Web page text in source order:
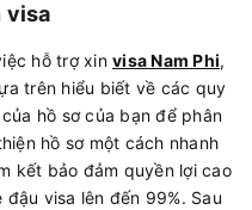
visa
hỗ trợ xin visa Nam Phi,
trên hiểu biết về các quy
hồ sơ của bạn để phân
hồ sơ một cách nhanh
kết bảo đảm quyền lợi cao
visa lên đến 99%. Sau